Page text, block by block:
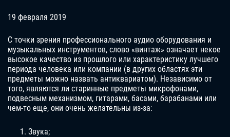
19 февраля 2019
С точки зрения профессионального аудио оборудования и
музыкальных инструментов, слово «винтаж» означает некое
высокое качество из прошлого или характеристику лучшего
периода человека или компании (в других областях эти
предметы можно назвать антиквариатом). Независимо от
того, являются ли старинные предметы микрофонами,
подвесным механизмом, гитарами, басами, барабанами или
чем-то еще, они очень желательны из-за:
Звука;